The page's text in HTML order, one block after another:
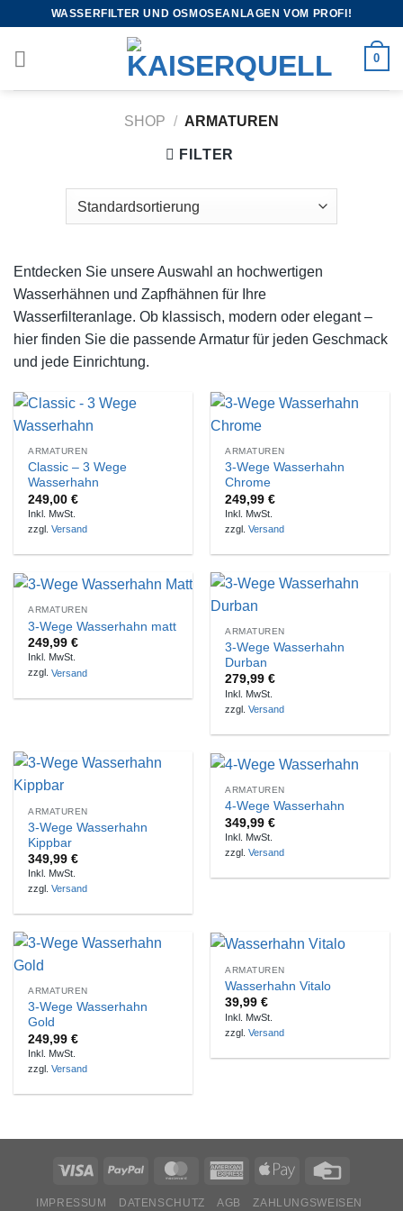
WASSERFILTER UND OSMOSEANLAGEN VOM PROFI!
0
SHOP / ARMATUREN
FILTER
Entdecken Sie unsere Auswahl an hochwertigen
Wasserhähnen und Zapfhähnen für Ihre
Wasserfilteranlage. Ob klassisch, modern oder elegant –
hier finden Sie die passende Armatur für jeden Geschmack
und jede Einrichtung.
ARMATUREN
Classic – 3 Wege
Wasserhahn
249,00€
Inkl. MwSt.
zzgl.Versand
ARMATUREN
3-Wege Wasserhahn
Chrome
249,99€
Inkl. MwSt.
zzgl.Versand
ARMATUREN
3-Wege Wasserhahn matt
249,99€
Inkl. MwSt.
zzgl.Versand
ARMATUREN
3-Wege Wasserhahn
Durban
279,99€
Inkl. MwSt.
zzgl.Versand
ARMATUREN
3-Wege Wasserhahn
Kippbar
349,99€
Inkl. MwSt.
zzgl.Versand
ARMATUREN
4-Wege Wasserhahn
349,99€
Inkl. MwSt.
zzgl.Versand
ARMATUREN
3-Wege Wasserhahn
Gold
249,99€
Inkl. MwSt.
zzgl.Versand
ARMATUREN
Wasserhahn Vitalo
39,99€
Inkl. MwSt.
zzgl.Versand
IMPRESSUM DATENSCHUTZ AGB
ZAHLUNGSWEISEN